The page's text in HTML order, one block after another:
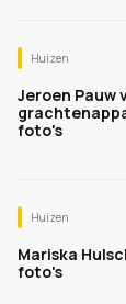
Huizen
Jeroen Pauw
foto's
Huizen
Mariska
foto's